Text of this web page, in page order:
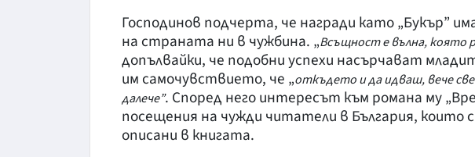
Господинов подчерта, че награди като „Букър”
на страната ни в чужбина. „Всъщност е вълна, която
допълвайки, че подобни успехи насърчават
им самочувствието, че „откъдето и да идваш, вече
далече”. Според него интересът към романа му
посещения на чужди читатели в България,
описани в книгата.